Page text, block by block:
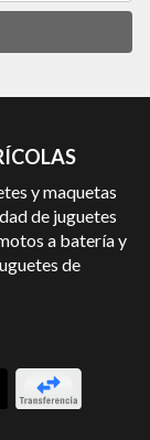
y maquetas
de juguetes
a batería y
de